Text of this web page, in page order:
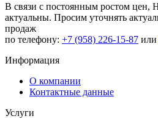
В связи с постоянным ростом цен,
актуальны. Просим уточнять
продаж
по телефону: +7 (958) 226-15-87 или
Информация
О компании
Контактные данные
Услуги